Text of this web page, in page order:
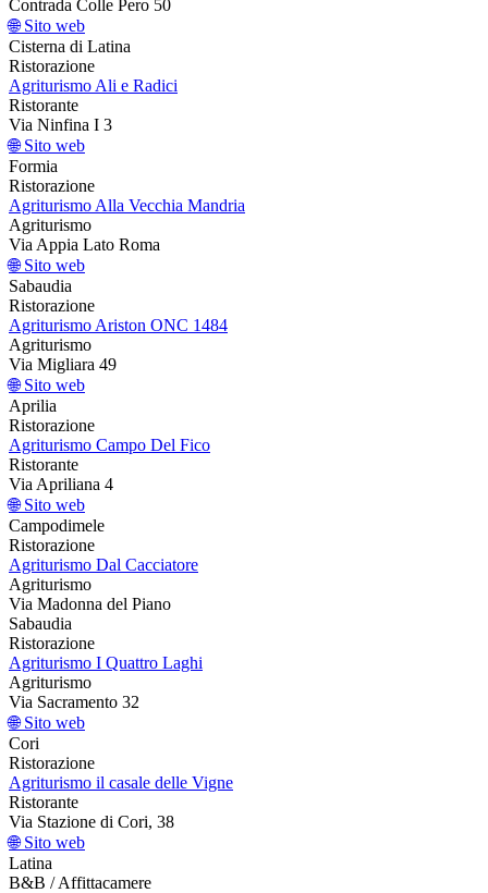
Contrada Colle Pero 50
🌐 Sito web
Cisterna di Latina
Ristorazione
Agriturismo Ali e Radici
Ristorante
Via Ninfina I 3
🌐 Sito web
Formia
Ristorazione
Agriturismo Alla Vecchia Mandria
Agriturismo
Via Appia Lato Roma
🌐 Sito web
Sabaudia
Ristorazione
Agriturismo Ariston ONC 1484
Agriturismo
Via Migliara 49
🌐 Sito web
Aprilia
Ristorazione
Agriturismo Campo Del Fico
Ristorante
Via Apriliana 4
🌐 Sito web
Campodimele
Ristorazione
Agriturismo Dal Cacciatore
Agriturismo
Via Madonna del Piano
Sabaudia
Ristorazione
Agriturismo I Quattro Laghi
Agriturismo
Via Sacramento 32
🌐 Sito web
Cori
Ristorazione
Agriturismo il casale delle Vigne
Ristorante
Via Stazione di Cori, 38
🌐 Sito web
Latina
B&B / Affittacamere